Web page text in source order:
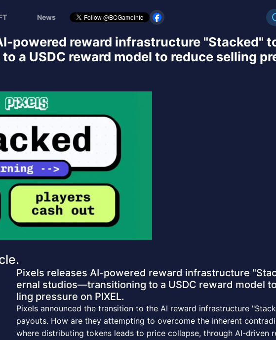
News
powered reward infrastructure "Stacked"
a USDC reward model to reduce selling
Pixels releases AI-powered reward infrastructure
ernal studios—transitioning to a USDC reward model
ling pressure on PIXEL.
Pixels announced the transition to the AI reward infrastructure
payouts. How are they attempting to overcome the inherent
where distributing tokens leads to price collapse, through AI-driven